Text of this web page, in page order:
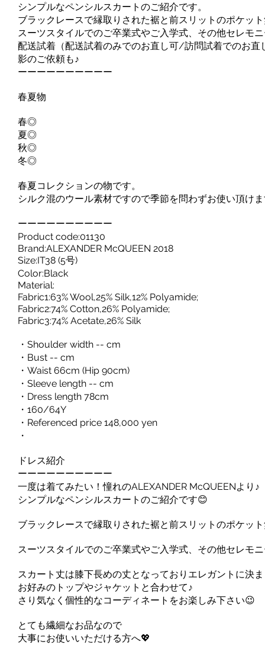
シンプルなペンシルスカートのご紹介です。
ブラックレースで縁取りされた裾と前スリットのポケッ
スーツスタイルでのご卒業式やご入学式、その他セレモ
配送試着（配送試着のみでのお直し可/訪問試着でのお
影のご依頼も♪
ーーーーーーーーーー
春夏物
春◎
夏◎
秋◎
冬◎
春夏コレクションの物です。
シルク混のウール素材ですので季節を問わずお使い頂け
ーーーーーーーーーー
Product code:01130
Brand:ALEXANDER McQUEEN 2018
Size:IT38 (5号)
Color:Black
Material:
Fabric1:63% Wool,25% Silk,12% Polyamide;
Fabric2:74% Cotton,26% Polyamide;
Fabric3:74% Acetate,26% Silk
・Shoulder width -- cm
・Bust -- cm
・Waist 66cm (Hip 90cm)
・Sleeve length -- cm
・Dress length 78cm
・160/64Y
・Referenced price 148,000 yen
・
ドレス紹介
ーーーーーーーーーー
一度は着てみたい！憧れのALEXANDER McQUEENより♪
シンプルなペンシルスカートのご紹介です😊
ブラックレースで縁取りされた裾と前スリットのポケッ
スーツスタイルでのご卒業式やご入学式、その他セレモ
スカート丈は膝下長めの丈となっておりエレガントに決
お好みのトップやジャケットと合わせて♪
さり気なく個性的なコーディネートをお楽しみ下さい😉
とても繊細なお品なので
大事にお使いいただける方へ💖